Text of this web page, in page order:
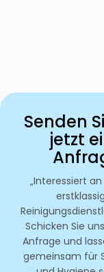
Senden
jetzt
„Interessiert
Schicken Sie
Anfrage und
gemeinsam für